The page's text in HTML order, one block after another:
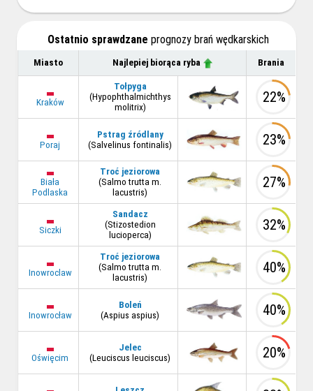
Ostatnio sprawdzane prognozy brań wędkarskich
Miasto Najlepiej biorąca ryba Brania
Kraków
Tołpyga
(Hypophthalmichthys
molitrix)
22%
Poraj
Pstrag źródlany
(Salvelinus fontinalis)
23%
Biała
Podlaska
Troć jeziorowa
(Salmo trutta m.
lacustris)
27%
Siczki
Sandacz
(Stizostedion
lucioperca)
32%
Inowroclaw
Troć jeziorowa
(Salmo trutta m.
lacustris)
40%
Inowrocław
Boleń
(Aspius aspius)
40%
Oświęcim
Jelec
(Leuciscus leuciscus)
20%